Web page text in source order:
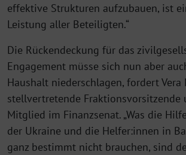
effektive Strukturen aufzubauen, ist
Leistung aller Beteiligten.“
Die Rückendeckung für das
Engagement müsse sich nun aber
Haushalt niederschlagen, fordert Vera
stellvertretende Fraktionsvorsitzende
Mitglied im Finanzsenat. „Was die
der Ukraine und die Helfer:innen in
ganz bestimmt nicht brauchen, sind